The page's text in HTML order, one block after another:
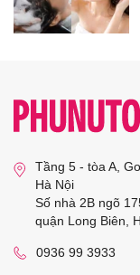
Tầng 5 - tòa A,
Hà Nội
Số nhà 2B ngõ
quận Long Biên,
0936 99 3933